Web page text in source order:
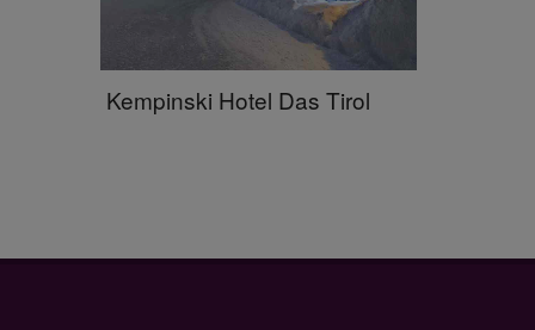
Kempinski Hotel Das Tirol